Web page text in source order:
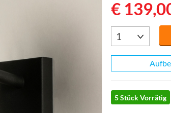
€
5 Stück Vorrätig